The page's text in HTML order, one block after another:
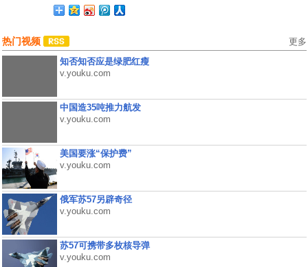
热门视频 更多
知否知否应是绿肥红瘦
v.youku.com
中国造35吨推力航发
v.youku.com
美国要涨“保护费”
v.youku.com
俄军苏57另辟奇径
v.youku.com
苏57可携带多枚核导弹
v.youku.com